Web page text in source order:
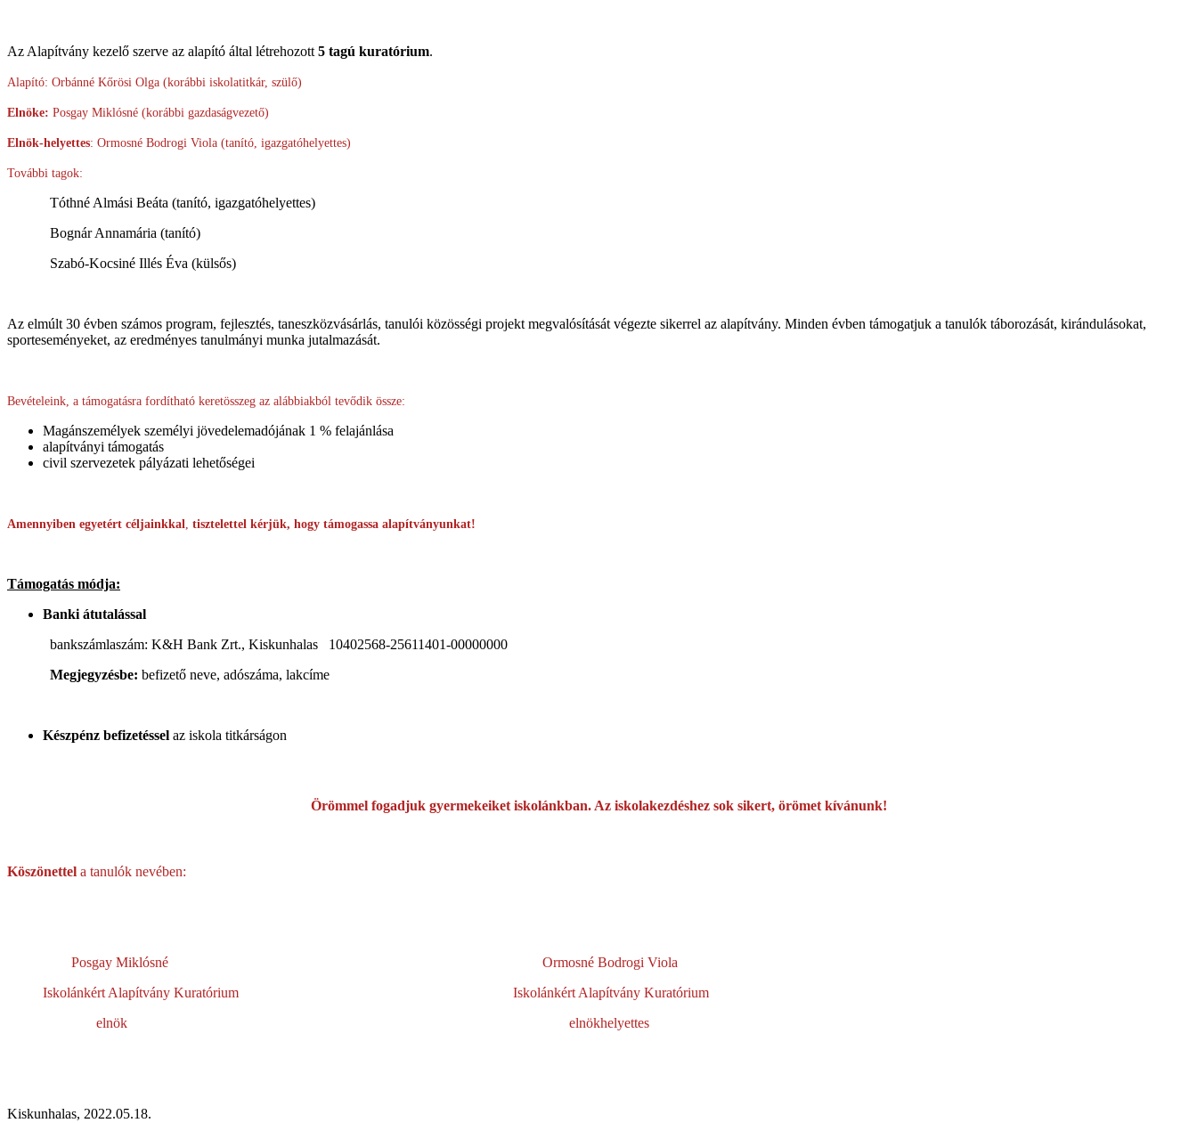
Az Alapítvány kezelő szerve az alapító által létrehozott 5 tagú kuratórium.
Alapító: Orbánné Kőrösi Olga (korábbi iskolatitkár, szülő)
Elnöke: Posgay Miklósné (korábbi gazdaságvezető)
Elnök-helyettes: Ormosné Bodrogi Viola (tanító, igazgatóhelyettes)
További tagok:
Tóthné Almási Beáta (tanító, igazgatóhelyettes)
Bognár Annamária (tanító)
Szabó-Kocsiné Illés Éva (külsős)
Az elmúlt 30 évben számos program, fejlesztés, taneszközvásárlás, tanulói közösségi projekt megvalósítását végezte sikerrel az alapítvány. Minden évben támogatjuk a tanulók táborozását, kirándulásokat,
sporteseményeket, az eredményes tanulmányi munka jutalmazását.
Bevételeink, a támogatásra fordítható keretösszeg az alábbiakból tevődik össze:
Magánszemélyek személyi jövedelemadójának 1 % felajánlása
alapítványi támogatás
civil szervezetek pályázati lehetőségei
Amennyiben egyetért céljainkkal, tisztelettel kérjük, hogy támogassa alapítványunkat!
Támogatás módja:
Banki átutalással
bankszámlaszám: K&H Bank Zrt., Kiskunhalas 10402568-25611401-00000000
Megjegyzésbe: befizető neve, adószáma, lakcíme
Készpénz befizetéssel az iskola titkárságon
Örömmel fogadjuk gyermekeiket iskolánkban. Az iskolakezdéshez sok sikert, örömet kívánunk!
Köszönettel a tanulók nevében:
Posgay Miklósné Ormosné Bodrogi Viola
Iskolánkért Alapítvány Kuratórium Iskolánkért Alapítvány Kuratórium
elnök elnökhelyettes
Kiskunhalas, 2022.05.18.